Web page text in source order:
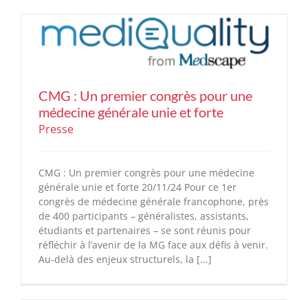
CMG : Un premier congrès pour une
médecine générale unie et forte
Presse
CMG : Un premier congrès pour une médecine
générale unie et forte 20/11/24 Pour ce 1er
congrès de médecine générale francophone, près
de 400 participants – généralistes, assistants,
étudiants et partenaires – se sont réunis pour
réfléchir à l’avenir de la MG face aux défis à venir.
Au-delà des enjeux structurels, la [...]